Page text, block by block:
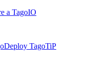
a TagoIO
TagoTiP